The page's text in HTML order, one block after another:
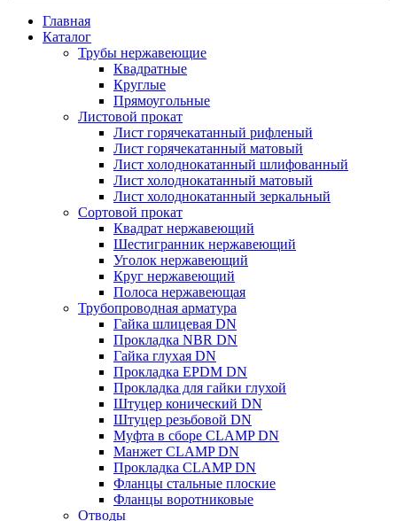
Главная
Каталог
Трубы нержавеющие
Квадратные
Круглые
Прямоугольные
Листовой прокат
Лист горячекатанный рифленый
Лист горячекатанный матовый
Лист холоднокатанный шлифованный
Лист холоднокатанный матовый
Лист холоднокатанный зеркальный
Сортовой прокат
Квадрат нержавеющий
Шестигранник нержавеющий
Уголок нержавеющий
Круг нержавеющий
Полоса нержавеющая
Трубопроводная арматура
Гайка шлицевая DN
Прокладка NBR DN
Гайка глухая DN
Прокладка EPDM DN
Прокладка для гайки глухой
Штуцер конический DN
Штуцер резьбовой DN
Муфта в сборе CLAMP DN
Манжет CLAMP DN
Прокладка CLAMP DN
Фланцы стальные плоские
Фланцы воротниковые
Отводы